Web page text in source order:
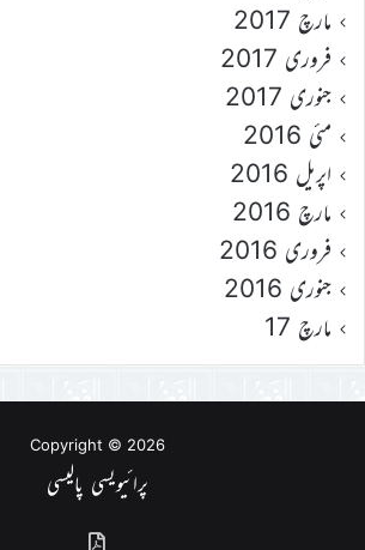
مارچ 2017
فروری 2017
جنوری 2017
مئی 2016
اپریل 2016
مارچ 2016
فروری 2016
جنوری 2016
مارچ 17
Copyright © 2026
پرائیویسی پالیسی
گذشتہ